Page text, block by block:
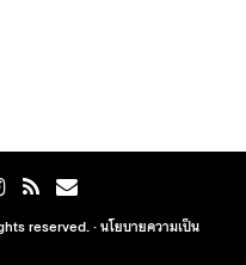
reserved. ·นโยบายความเป็น